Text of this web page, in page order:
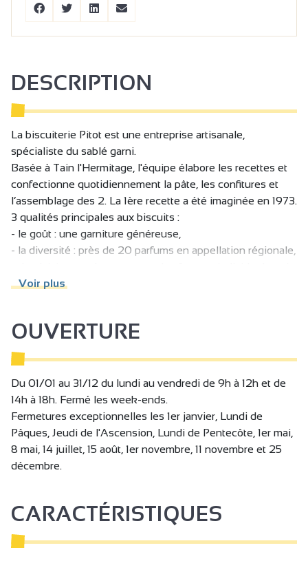
DESCRIPTION
La biscuiterie Pitot est une entreprise artisanale,
spécialiste du sablé garni.
Basée à Tain l'Hermitage, l'équipe élabore les recettes et
confectionne quotidiennement la pâte, les confitures et
l’assemblage des 2. La 1ère recette a été imaginée en 1973.
3 qualités principales aux biscuits :
- le goût : une garniture généreuse,
- la diversité : près de 20 parfums en appellation régionale,
partager.
Voir plus
OUVERTURE
Du 01/01 au 31/12 du lundi au vendredi de 9h à 12h et de
14h à 18h. Fermé les week-ends.
Fermetures exceptionnelles les 1er janvier, Lundi de
Pâques, Jeudi de l'Ascension, Lundi de Pentecôte, 1er mai,
8 mai, 14 juillet, 15 août, 1er novembre, 11 novembre et 25
décembre.
CARACTÉRISTIQUES